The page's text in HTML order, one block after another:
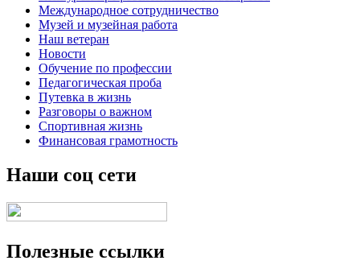
Международное сотрудничество
Музей и музейная работа
Наш ветеран
Новости
Обучение по профессии
Педагогическая проба
Путевка в жизнь
Разговоры о важном
Спортивная жизнь
Финансовая грамотность
Наши соц сети
Полезные ссылки